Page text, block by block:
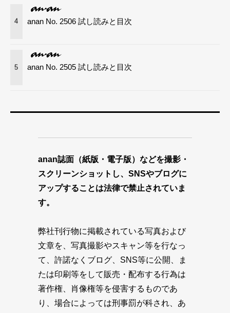
4 anan No. 2506 試し読みと目次
5 anan No. 2505 試し読みと目次
anan誌面（紙版・電子版）などを撮影・
スクリーンショットし、SNSやブログに
アップすることは法律で禁止されていま
す。
弊社刊行物に掲載されている写真および
文章を、写真撮影やスキャン等を行なっ
て、許諾なくブログ、SNS等に公開、ま
たは印刷等をして販売・配布する行為は
著作権、肖像権等を侵害するものであ
り、場合によっては刑事罰が科され、あ